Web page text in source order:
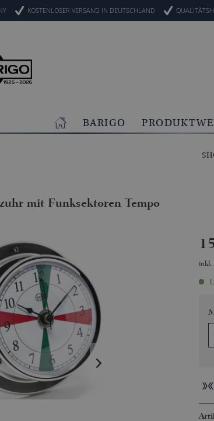
KOSTENLOSER VERSAND IN DEUTSCHLAND
BARIGO
mit Funksektoren Tempo
inkl.